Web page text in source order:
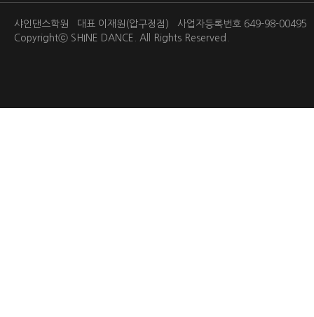
샤인댄스학원 대표 이재원(압구정점) 사업자등록번호 649-98-
Copyrightⓒ SHINE DANCE. All Rights Reserved.